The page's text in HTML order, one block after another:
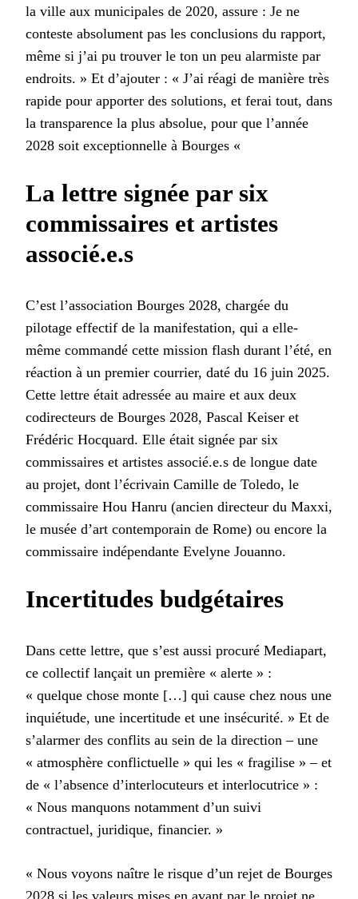
la ville aux municipales de 2020, assure : Je ne
conteste absolument pas les conclusions du rapport,
même si j’ai pu trouver le ton un peu alarmiste par
endroits. » Et d’ajouter : « J’ai réagi de manière très
rapide pour apporter des solutions, et ferai tout, dans
la transparence la plus absolue, pour que l’année
2028 soit exceptionnelle à Bourges «
La lettre signée par six
commissaires et artistes
associé.e.s
C’est l’association Bourges 2028, chargée du
pilotage effectif de la manifestation, qui a elle-
même commandé cette mission flash durant l’été, en
réaction à un premier courrier, daté du 16 juin 2025.
Cette lettre était adressée au maire et aux deux
codirecteurs de Bourges 2028, Pascal Keiser et
Frédéric Hocquard. Elle était signée par six
commissaires et artistes associé.e.s de longue date
au projet, dont l’écrivain Camille de Toledo, le
commissaire Hou Hanru (ancien directeur du Maxxi,
le musée d’art contemporain de Rome) ou encore la
commissaire indépendante Evelyne Jouanno.
Incertitudes budgétaires
Dans cette lettre, que s’est aussi procuré Mediapart,
ce collectif lançait un première « alerte » :
« quelque chose monte […] qui cause chez nous une
inquiétude, une incertitude et une insécurité. » Et de
s’alarmer des conflits au sein de la direction – une
« atmosphère conflictuelle » qui les « fragilise » – et
de « l’absence d’interlocuteurs et interlocutrice » :
« Nous manquons notamment d’un suivi
contractuel, juridique, financier. »
« Nous voyons naître le risque d’un rejet de Bourges